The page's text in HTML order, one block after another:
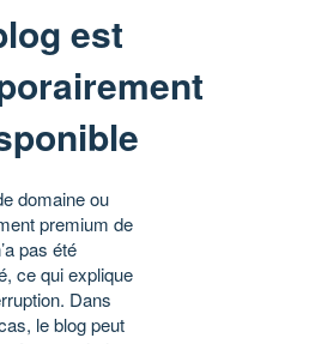
est
domaine ou
premium de
pas été
ce qui explique
Dans
le blog peut